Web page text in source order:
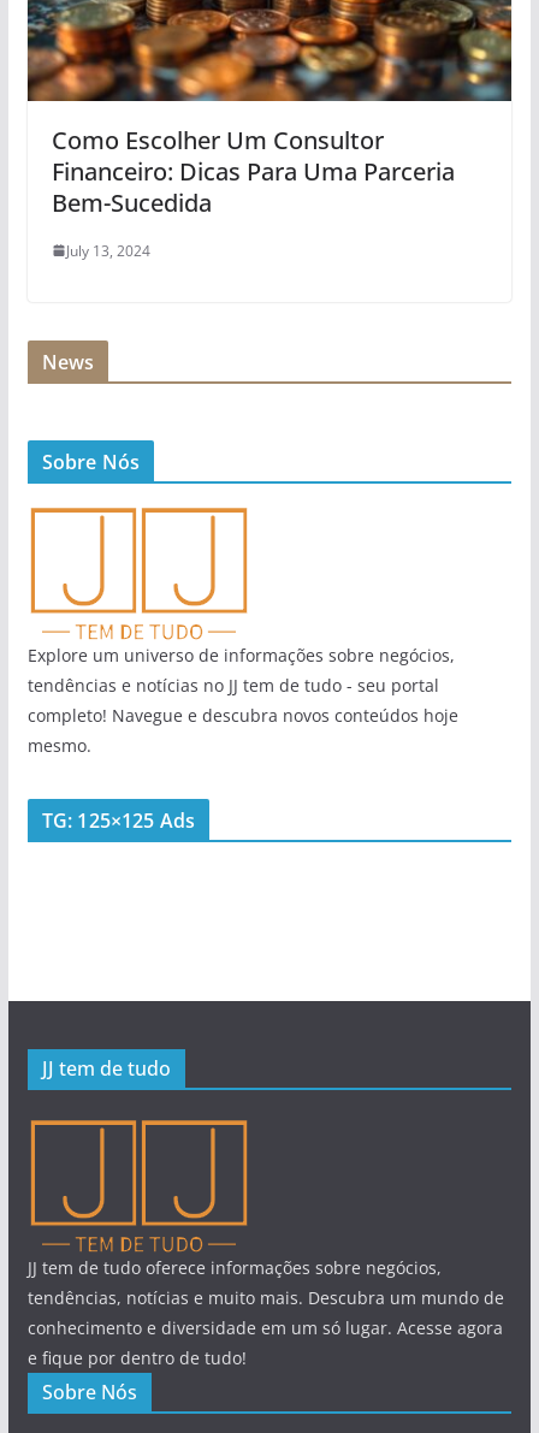
Como Escolher Um Consultor
Financeiro: Dicas Para Uma Parceria
Bem-Sucedida
July 13, 2024
News
Sobre Nós
Explore um universo de informações sobre negócios,
tendências e notícias no JJ tem de tudo - seu portal
completo! Navegue e descubra novos conteúdos hoje
mesmo.
TG: 125×125 Ads
JJ tem de tudo
JJ tem de tudo oferece informações sobre negócios,
tendências, notícias e muito mais. Descubra um mundo de
conhecimento e diversidade em um só lugar. Acesse agora
e fique por dentro de tudo!
Sobre Nós